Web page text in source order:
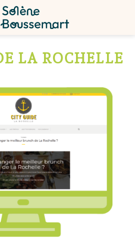
LA ROCHELLE